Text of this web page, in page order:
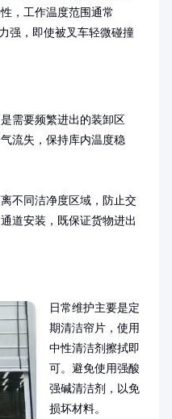
，工作温度范围通常
强，即使被叉车轻微碰撞
需要频繁进出的装卸区
流失，保持库内温度稳
不同洁净度区域，防止交
道安装，既保证货物进出
日常维护主要是定
期清洁帘片，使用
中性清洁剂擦拭即
可。避免使用强酸
强碱清洁剂，以免
损坏材料。